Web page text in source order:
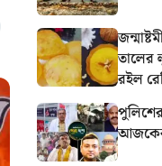
তালের
রইল